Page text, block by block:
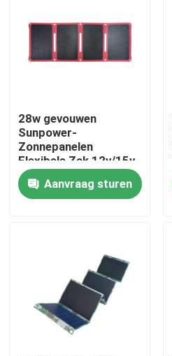
Over ons
28w gevouwen
Sunpower-
Zonnepanelen
Flexibele Zak 12v/15v
met
Machtsuitrustingen
voor het Kamperen
Aanvraag sturen